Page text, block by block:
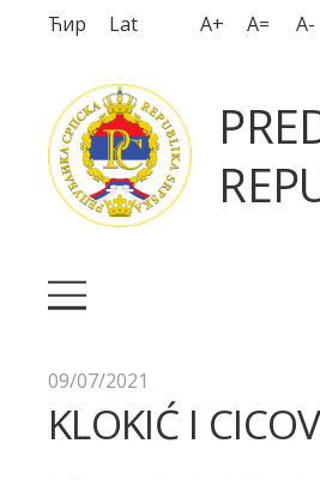
Ћир Lat A+ A= A-
09/07/2021
KLOKIĆ I